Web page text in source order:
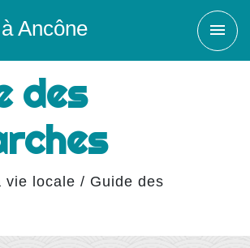
Ancône menu
des
vie locale / Guide des